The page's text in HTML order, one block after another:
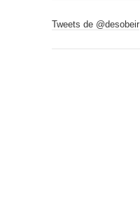
Tweets de @desobeir